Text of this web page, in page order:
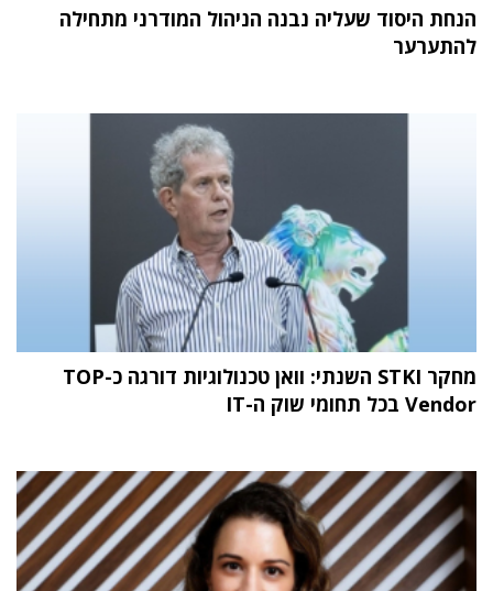
הנחת היסוד שעליה נבנה הניהול המודרני מתחילה
להתערער
מחקר STKI השנתי: וואן טכנולוגיות דורגה כ-TOP
Vendor בכל תחומי שוק ה-IT